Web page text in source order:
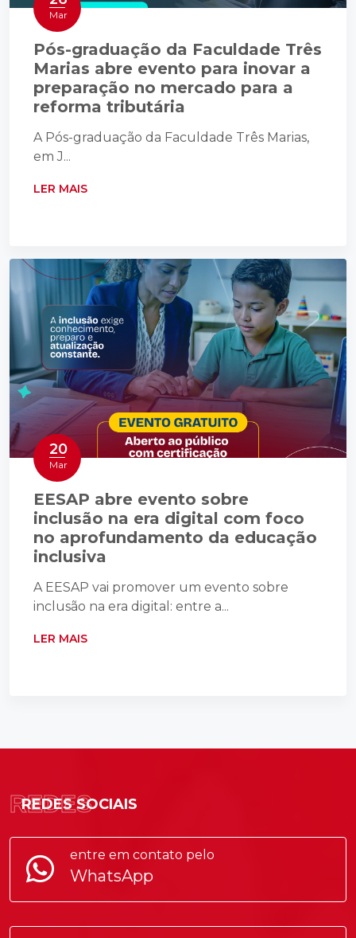
Mar
Pós-graduação da Faculdade Três
Marias abre evento para inovar a
preparação no mercado para a
reforma tributária
A Pós-graduação da Faculdade Três Marias,
em J...
LER MAIS
20
Mar
EESAP abre evento sobre
inclusão na era digital com foco
no aprofundamento da educação
inclusiva
A EESAP vai promover um evento sobre
inclusão na era digital: entre a...
LER MAIS
REDES SOCIAIS
REDES
entre em contato pelo
WhatsApp